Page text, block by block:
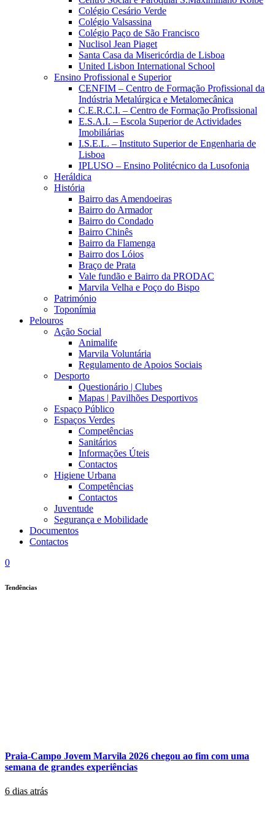
Colégio Cesário Verde
Colégio Valsassina
Colégio Paço de São Francisco
Nuclisol Jean Piaget
Santa Casa da Misericórdia de Lisboa
United Lisbon International School
Ensino Profissional e Superior
CENFIM – Centro de Formação Profissional da
Indústria Metalúrgica e Metalomecânica
C.E.R.C.I. – Centro de Formação Profissional
E.S.A.I. – Escola Superior de Actividades
Imobiliárias
I.S.E.L. – Instituto Superior de Engenharia de
Lisboa
IPLUSO – Ensino Politécnico da Lusofonia
Heráldica
História
Bairro das Amendoeiras
Bairro do Armador
Bairro do Condado
Bairro Chinês
Bairro da Flamenga
Bairro dos Lóios
Braço de Prata
Vale fundão e Bairro da PRODAC
Marvila Velha e Poço do Bispo
Património
Toponímia
Pelouros
Ação Social
Animalife
Marvila Voluntária
Regulamento de Apoios Sociais
Desporto
Questionário | Clubes
Mapas | Pavilhões Desportivos
Espaço Público
Espaços Verdes
Competências
Sanitários
Informações Úteis
Contactos
Higiene Urbana
Competências
Contactos
Juventude
Segurança e Mobilidade
Documentos
Contactos
0
Tendências
Praia-Campo Jovem Marvila 2026 chegou ao fim com uma
semana de grandes experiências
6 dias atrás